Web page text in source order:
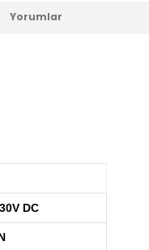
Yorumlar
DC